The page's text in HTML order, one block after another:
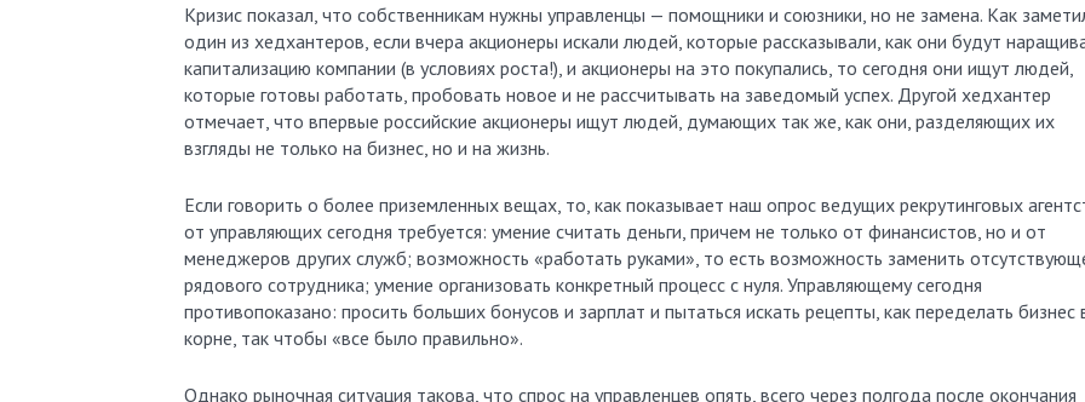
Кризис показал, что собственникам нужны управленцы — помощники и союзники, но не замена. Как
один из хедхантеров, если вчера акционеры искали людей, которые рассказывали, как они будут
капитализацию компании (в условиях роста!), и акционеры на это покупались, то сегодня они ищут людей,
которые готовы работать, пробовать новое и не рассчитывать на заведомый успех. Другой хедхантер
отмечает, что впервые российские акционеры ищут людей, думающих так же, как они, разделяющих их
взгляды не только на бизнес, но и на жизнь.
Если говорить о более приземленных вещах, то, как показывает наш опрос ведущих рекрутинговых
от управляющих сегодня требуется: умение считать деньги, причем не только от финансистов, но и от
менеджеров других служб; возможность «работать руками», то есть возможность заменить
рядового сотрудника; умение организовать конкретный процесс с нуля. Управляющему сегодня
противопоказано: просить больших бонусов и зарплат и пытаться искать рецепты, как переделать бизнес
корне, так чтобы «все было правильно».
Однако рыночная ситуация такова, что спрос на управленцев опять, всего через полгода после окончания